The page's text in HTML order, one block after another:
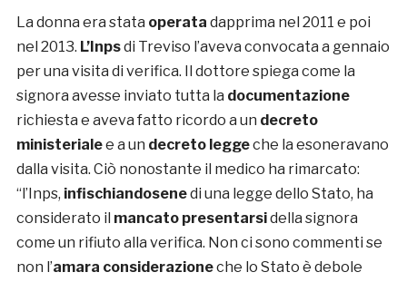
La donna era stata operata dapprima nel 2011 e poi
nel 2013. L’Inpsdi Treviso l’aveva convocata a gennaio
per una visita di verifica. Il dottore spiega come la
signora avesse inviato tutta la documentazione
richiesta e aveva fatto ricordo a un decreto
ministerialee a un decreto leggeche la esoneravano
dalla visita. Ciò nonostante il medico ha rimarcato:
“l’Inps, infischiandosenedi una legge dello Stato, ha
considerato il mancato presentarsidella signora
come un rifiuto alla verifica. Non ci sono commenti se
non l’amara considerazioneche lo Stato è debole